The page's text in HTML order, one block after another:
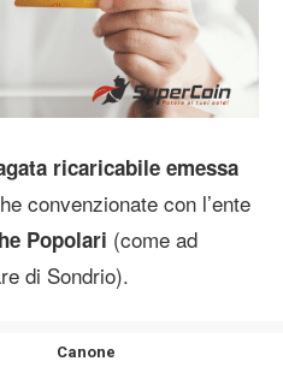
ricaricabile emessa
convenzionate con l’ente
Popolari (come ad
di Sondrio).
Canone